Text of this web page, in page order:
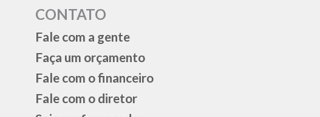
CONTATO
Fale com a gente
Faça um orçamento
Fale com o financeiro
Fale com o diretor